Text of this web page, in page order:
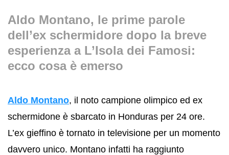
Aldo Montano, le prime parole
dell’ex schermidore dopo la breve
esperienza a L’Isola dei Famosi:
ecco cosa è emerso
Aldo Montano, il noto campione olimpico ed ex
schermidone è sbarcato in Honduras per 24 ore.
L’ex gieffino è tornato in televisione per un momento
davvero unico. Montano infatti ha raggiunto